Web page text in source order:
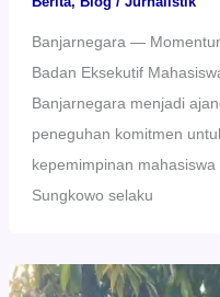
Banjarnegara —
Badan Eksekutif
Banjarnegara menjadi
peneguhan komitmen
kepemimpinan
Sungkowo selaku